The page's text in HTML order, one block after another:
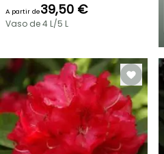
A partir de39,50 €
Vaso de 4 L/5 L